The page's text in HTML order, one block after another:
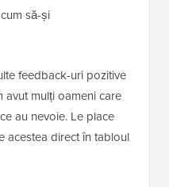
să-și
feedback-uri pozitive
avut mulți oameni care
au nevoie. Le place
acestea direct în tabloul